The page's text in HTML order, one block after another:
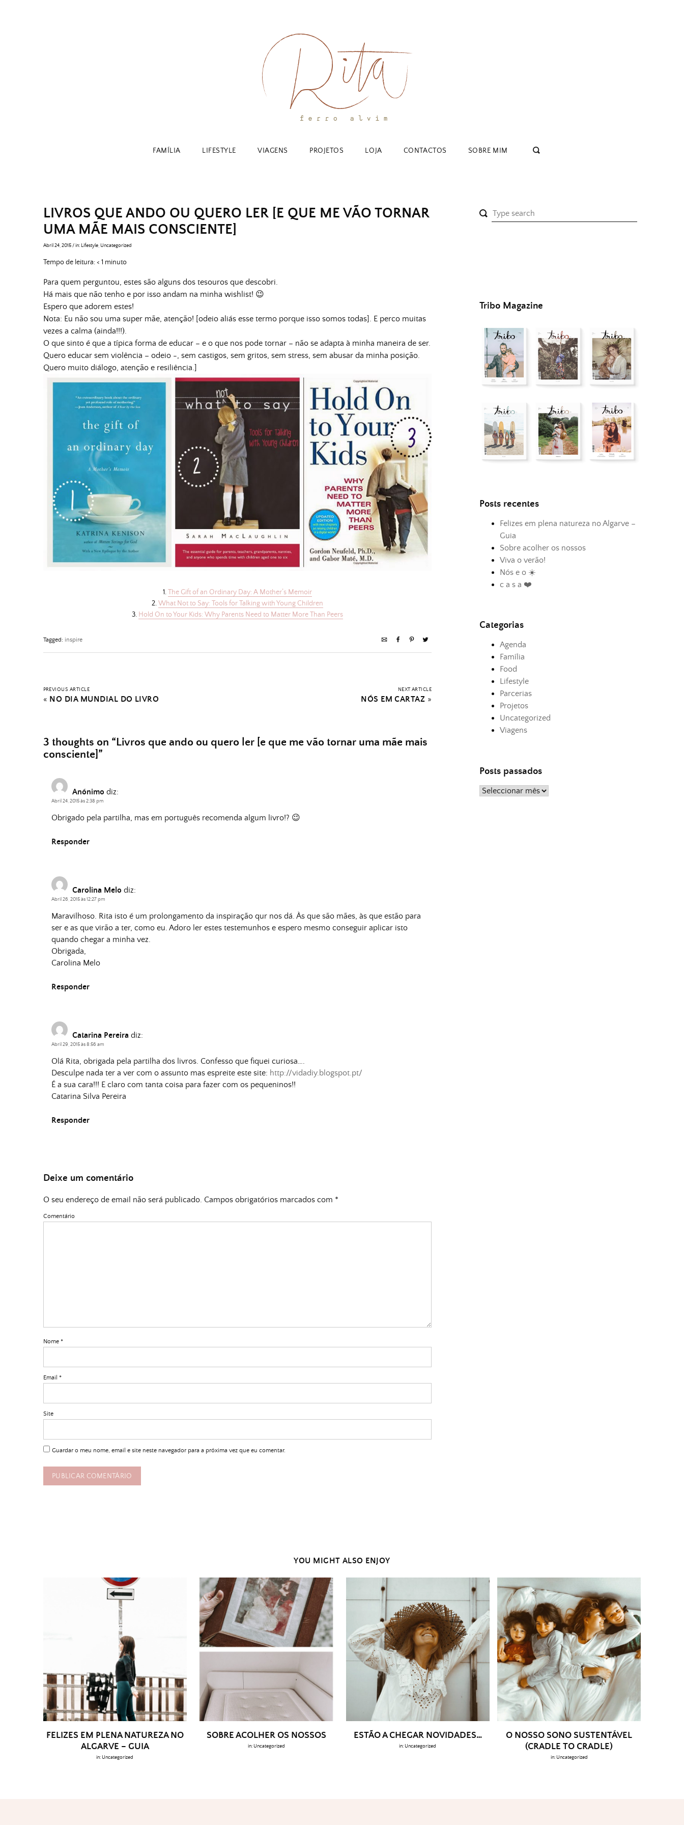
FAMÍLIA LIFESTYLE VIAGENS PROJETOS LOJA CONTACTOS SOBRE MIM
LIVROS QUE ANDO OU QUERO LER [E QUE ME VÃO TORNAR
UMA MÃE MAIS CONSCIENTE]
Abril 24, 2015/in: Lifestyle, Uncategorized
Tempo de leitura:< 1 minuto
Para quem perguntou, estes são alguns dos tesouros que descobri.
Há mais que não tenho e por isso andam na minha wishlist! 😉
Espero que adorem estes!
Nota: Eu não sou uma super mãe, atenção! [odeio aliás esse termo porque isso somos todas]. E perco muitas
vezes a calma (ainda!!!).
O que sinto é que a típica forma de educar – e o que nos pode tornar – não se adapta à minha maneira de ser.
Quero educar sem violência – odeio -, sem castigos, sem gritos, sem stress, sem abusar da minha posição.
Quero muito diálogo, atenção e resiliência.]
1.The Gift of an Ordinary Day: A Mother’s Memoir
2.What Not to Say: Tools for Talking with Young Children
3. Hold On to Your Kids: Why Parents Need to Matter More Than Peers
Tagged: inspire
PREVIOUS ARTICLE
« NO DIA MUNDIAL DO LIVRO
NEXT ARTICLE
NÓS EM CARTAZ »
3 thoughts on “Livros que ando ou quero ler [e que me vão tornar uma mãe mais
consciente]”
Anónimo diz:
Abril 24, 2015 às 2:38 pm
Obrigado pela partilha, mas em português recomenda algum livro!? 😉
Responder
Carolina Melo diz:
Abril 26, 2015 às 12:27 pm
Maravilhoso. Rita isto é um prolongamento da inspiração qur nos dá. Às que são mães, às que estão para
ser e as que virão a ter, como eu. Adoro ler estes testemunhos e espero mesmo conseguir aplicar isto
quando chegar a minha vez.
Obrigada,
Carolina Melo
Responder
Catarina Pereira diz:
Abril 29, 2015 às 8:56 am
Olá Rita, obrigada pela partilha dos livros. Confesso que fiquei curiosa….
Desculpe nada ter a ver com o assunto mas espreite este site: http://vidadiy.blogspot.pt/
É a sua cara!!! E claro com tanta coisa para fazer com os pequeninos!!
Catarina Silva Pereira
Responder
Deixe um comentário
O seu endereço de email não será publicado. Campos obrigatórios marcados com *
Comentário
Nome *
Email *
Site
Guardar o meu nome, email e site neste navegador para a próxima vez que eu comentar.
Tribo Magazine
Posts recentes
Felizes em plena natureza no Algarve –
Guia
Sobre acolher os nossos
Viva o verão!
Nós e o ☀️
c a s a ❤️
Categorias
Agenda
Família
Food
Lifestyle
Parcerias
Projetos
Uncategorized
Viagens
Posts passados
Posts
YOU MIGHT ALSO ENJOY
FELIZES EM PLENA NATUREZA NO
ALGARVE – GUIA
in: Uncategorized
SOBRE ACOLHER OS NOSSOS
in: Uncategorized
ESTÃO A CHEGAR NOVIDADES…
in: Uncategorized
O NOSSO SONO SUSTENTÁVEL
(CRADLE TO CRADLE)
in: Uncategorized